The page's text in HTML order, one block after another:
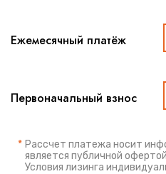
Ежемесячный платёж
Первоначальный взнос
* Рассчет платежа носит
является публичной
Условия лизинга